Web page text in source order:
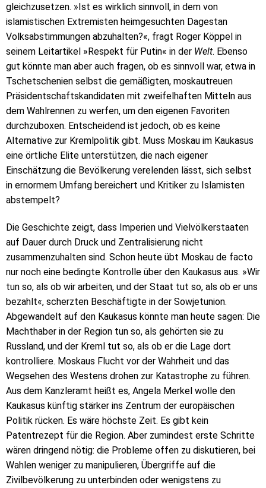
gleichzusetzen. »Ist es wirklich sinnvoll, in dem von
islamistischen Extremisten heimgesuchten Dagestan
Volksabstimmungen abzuhalten?«, fragt Roger Köppel in
seinem Leitartikel »Respekt für Putin« in der Welt. Ebenso
gut könnte man aber auch fragen, ob es sinnvoll war, etwa in
Tschetschenien selbst die gemäßigten, moskautreuen
Präsidentschaftskandidaten mit zweifelhaften Mitteln aus
dem Wahlrennen zu werfen, um den eigenen Favoriten
durchzuboxen. Entscheidend ist jedoch, ob es keine
Alternative zur Kremlpolitik gibt. Muss Moskau im Kaukasus
eine örtliche Elite unterstützen, die nach eigener
Einschätzung die Bevölkerung verelenden lässt, sich selbst
in ernormem Umfang bereichert und Kritiker zu Islamisten
abstempelt?
Die Geschichte zeigt, dass Imperien und Vielvölkerstaaten
auf Dauer durch Druck und Zentralisierung nicht
zusammenzuhalten sind. Schon heute übt Moskau de facto
nur noch eine bedingte Kontrolle über den Kaukasus aus. »Wir
tun so, als ob wir arbeiten, und der Staat tut so, als ob er uns
bezahlt«, scherzten Beschäftigte in der Sowjetunion.
Abgewandelt auf den Kaukasus könnte man heute sagen: Die
Machthaber in der Region tun so, als gehörten sie zu
Russland, und der Kreml tut so, als ob er die Lage dort
kontrolliere. Moskaus Flucht vor der Wahrheit und das
Wegsehen des Westens drohen zur Katastrophe zu führen.
Aus dem Kanzleramt heißt es, Angela Merkel wolle den
Kaukasus künftig stärker ins Zentrum der europäischen
Politik rücken. Es wäre höchste Zeit. Es gibt kein
Patentrezept für die Region. Aber zumindest erste Schritte
wären dringend nötig: die Probleme offen zu diskutieren, bei
Wahlen weniger zu manipulieren, Übergriffe auf die
Zivilbevölkerung zu unterbinden oder wenigstens zu